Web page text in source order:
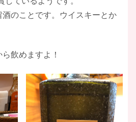
酒のことです。ウイスキーとか
飲めますよ！